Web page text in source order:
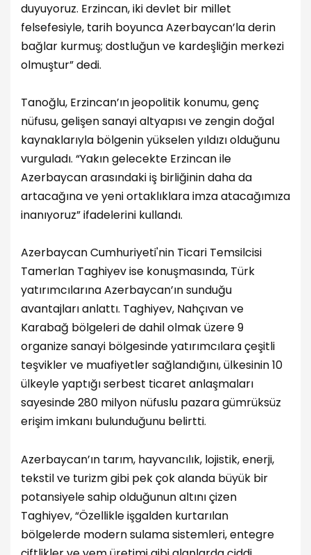
duyuyoruz. Erzincan, iki devlet bir millet
felsefesiyle, tarih boyunca Azerbaycan’la derin
bağlar kurmuş; dostluğun ve kardeşliğin merkezi
olmuştur” dedi.
Tanoğlu, Erzincan’ın jeopolitik konumu, genç
nüfusu, gelişen sanayi altyapısı ve zengin doğal
kaynaklarıyla bölgenin yükselen yıldızı olduğunu
vurguladı. “Yakın gelecekte Erzincan ile
Azerbaycan arasındaki iş birliğinin daha da
artacağına ve yeni ortaklıklara imza atacağımıza
inanıyoruz” ifadelerini kullandı.
Azerbaycan Cumhuriyeti'nin Ticari Temsilcisi
Tamerlan Taghiyev ise konuşmasında, Türk
yatırımcılarına Azerbaycan’ın sunduğu
avantajları anlattı. Taghiyev, Nahçıvan ve
Karabağ bölgeleri de dahil olmak üzere 9
organize sanayi bölgesinde yatırımcılara çeşitli
teşvikler ve muafiyetler sağlandığını, ülkesinin 10
ülkeyle yaptığı serbest ticaret anlaşmaları
sayesinde 280 milyon nüfuslu pazara gümrüksüz
erişim imkanı bulunduğunu belirtti.
Azerbaycan’ın tarım, hayvancılık, lojistik, enerji,
tekstil ve turizm gibi pek çok alanda büyük bir
potansiyele sahip olduğunun altını çizen
Taghiyev, “Özellikle işgalden kurtarılan
bölgelerde modern sulama sistemleri, entegre